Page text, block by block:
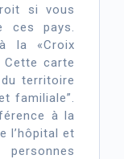
si vous
ces pays.
la «Croix
Cette carte
territoire
familiale”.
à la
l’hôpital et